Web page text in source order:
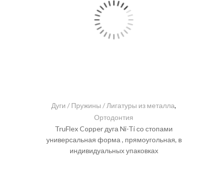
Дуги / Пружины / Лигатуры из металла,
Ортодонтия
TruFlex Copper дуга Ni-Ti со стопами
универсальная форма , прямоугольная, в
индивидуальных упаковках